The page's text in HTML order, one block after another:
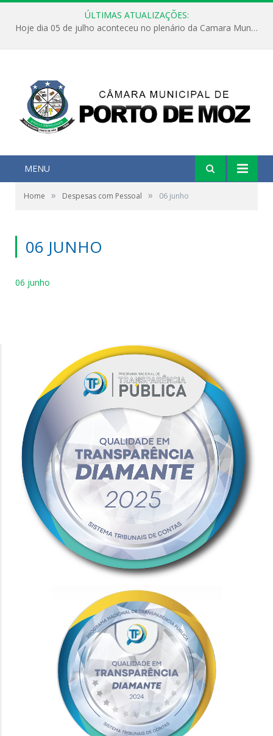
ÚLTIMAS ATUALIZAÇÕES:
Hoje dia 05 de julho aconteceu no plenário da Camara Municipal de Porto de Moz a Sessão Solene de Abertura dos Trabalhos Legislativos 2º Período da 23ª Legislatura
MENU
Home » Despesas com Pessoal » 06 junho
06 JUNHO
06 junho